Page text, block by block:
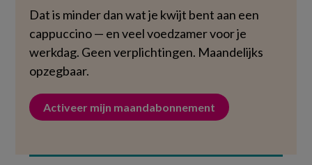
Dat is minder dan wat je kwijt bent aan een
cappuccino — en veel voedzamer voor je
werkdag. Geen verplichtingen. Maandelijks
opzegbaar.
Activeer mijn maandabonnement